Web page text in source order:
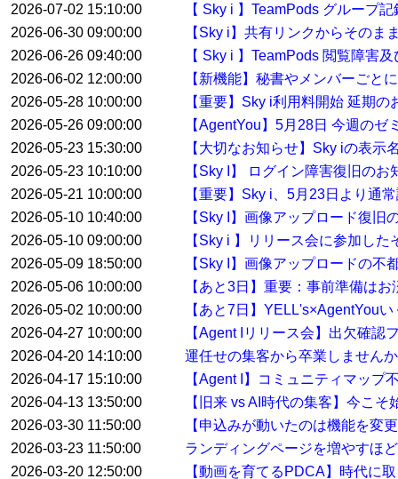
2026-07-02 15:10:00
【 Sky i 】TeamPods グループ
2026-06-30 09:00:00
【Sky i】共有リンクからそのま
2026-06-26 09:40:00
【 Sky i 】TeamPods 閲覧障害
2026-06-02 12:00:00
【新機能】秘書やメンバーごと
2026-05-28 10:00:00
【重要】Sky i利用料開始 延期の
2026-05-26 09:00:00
【AgentYou】5月28日 今週の
2026-05-23 15:30:00
【大切なお知らせ】Sky iの表示
2026-05-23 10:10:00
【Sky I】 ログイン障害復旧のお
2026-05-21 10:00:00
【重要】Sky i、5月23日より通
2026-05-10 10:40:00
【Sky I】画像アップロード復旧
2026-05-10 09:00:00
【Sky i 】リリース会に参加し
2026-05-09 18:50:00
【Sky I】画像アップロードの不
2026-05-06 10:00:00
【あと3日】重要：事前準備は
2026-05-02 10:00:00
【あと7日】YELL's×AgentYou
2026-04-27 10:00:00
【Agent Iリリース会】出欠確認
2026-04-20 14:10:00
運任せの集客から卒業しません
2026-04-17 15:10:00
【Agent I】コミュニティマップ
2026-04-13 13:50:00
【旧来 vs AI時代の集客】今こ
2026-03-30 11:50:00
【申込みが動いたのは機能を変
2026-03-23 11:50:00
ランディングページを増やすほ
2026-03-20 12:50:00
【動画を育てるPDCA】時代に